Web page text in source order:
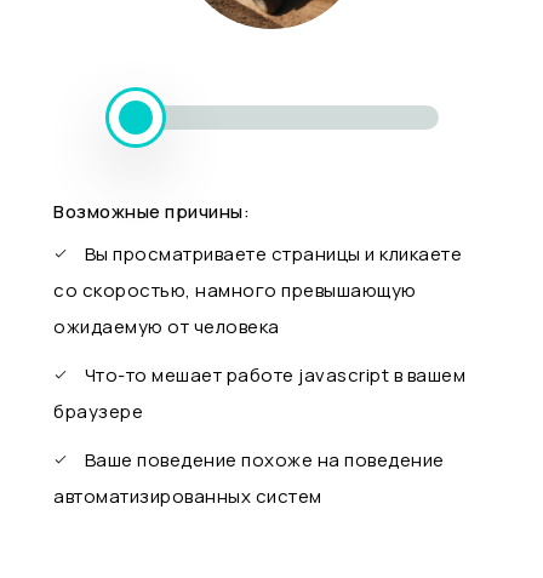
Возможные причины:
Вы просматриваете страницы и кликаете
со скоростью, намного превышающую
ожидаемую от человека
Что-то мешает работе javascript в вашем
браузере
Ваше поведение похоже на поведение
автоматизированных систем